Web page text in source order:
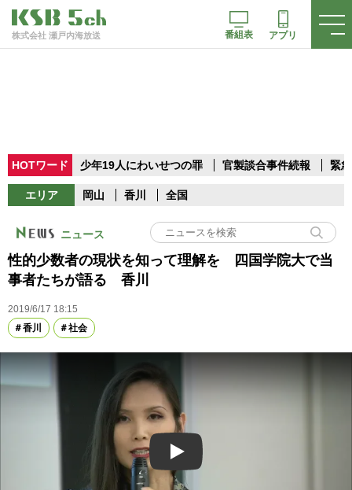
株式会社 瀬戸内海放送 番組表 アプリ
HOTワード 少年19人にわいせつの罪 官製談合事件続報 緊
エリア 岡山 香川 全国
ニュース
性的少数者の現状を知って理解を 四国学院大で当
事者たちが語る 香川
2019/6/17 18:15
香川
社会
Play